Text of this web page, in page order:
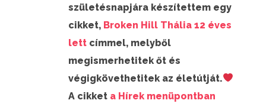
születésnapjára készítettem egy
cikket, Broken Hill Thália 12 éves
lett címmel, melyből
megismerhetitek őt és
végigkövethetitek az életútját.
A cikket a Hírek menüpontban